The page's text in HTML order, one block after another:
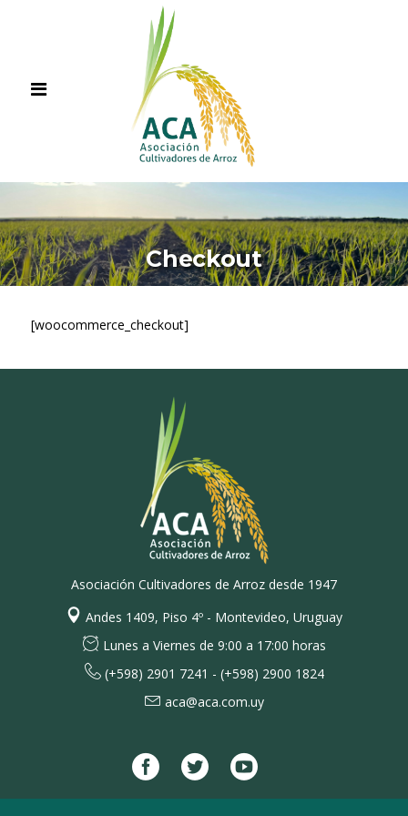
Checkout
[woocommerce_checkout]
Asociación Cultivadores de Arroz desde 1947
Andes 1409, Piso 4º - Montevideo, Uruguay
Lunes a Viernes de 9:00 a 17:00 horas
(+598) 2901 7241 - (+598) 2900 1824
aca@aca.com.uy